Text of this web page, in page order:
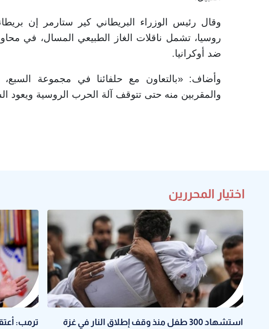
وقال رئيس الوزراء البريطاني كير ستارمر إن
روسيا، تشمل ناقلات الغاز الطبيعي المسال، في
ضد أوكرانيا.
وأضاف: «بالتعاون مع حلفائنا في مجموعة
والمقربين منه حتى تتوقف آلة الحرب الروسية ويعود
اختيار المحررين
استشهاد 300 طفل منذ وقف إطلاق النار في غزة ترمب: